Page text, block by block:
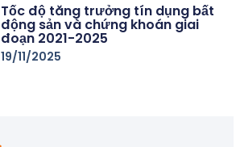
Tốc độ tăng trưởng tín dụng bất
động sản và chứng khoán giai
đoạn 2021-2025
19/11/2025